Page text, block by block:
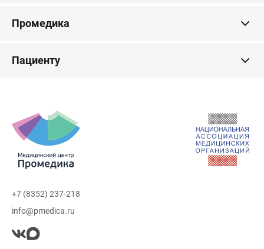
Промедика
Пациенту
+7 (8352) 237-218
info@pmedica.ru